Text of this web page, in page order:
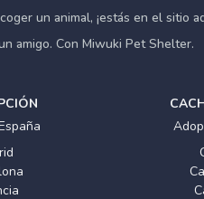
un animal, ¡estás en el sitio
amigo. Con Miwuki Pet Shelter.